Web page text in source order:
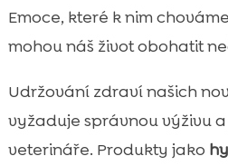
Emoce, které k nim
mohou náš život obohatit
Udržování zdraví našich
vyžaduje správnou výživu
veterináře. Produkty jako